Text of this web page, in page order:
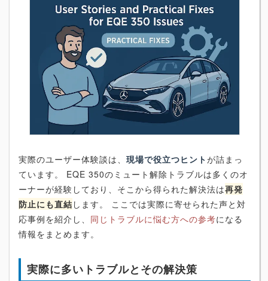
実際のユーザー体験談は、 現場で役立つヒントが詰まっ
ています。 EQE 350のミュート解除トラブルは多くのオ
ーナーが経験しており、そこから得られた解決法は再発
防止にも直結 します。 ここでは実際に寄せられた声と対
応事例を紹介し、 同じトラブルに悩む方への参考になる
情報をまとめます。
実際に多いトラブルとその解決策